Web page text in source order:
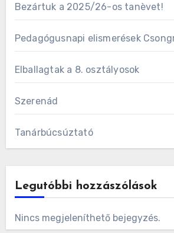
Bezártuk a 2025/26-os tanèvet!
Pedagógusnapi elismerések
Elballagtak a 8. osztályosok
Szerenád
Tanárbúcsúztató
Legutóbbi hozzászólások
Nincs megjeleníthető bejegyzés.